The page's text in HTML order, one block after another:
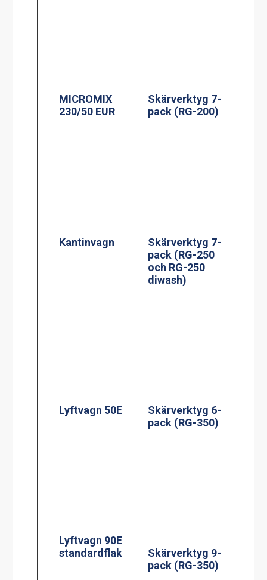
MICROMIX
230/50 EUR
Skärverktyg 7-
pack (RG-200)
Kantinvagn
Skärverktyg 7-
pack (RG-250
och RG-250
diwash)
Lyftvagn 50E
Skärverktyg 6-
pack (RG-350)
Lyftvagn 90E
standardflak
Skärverktyg 9-
pack (RG-350)